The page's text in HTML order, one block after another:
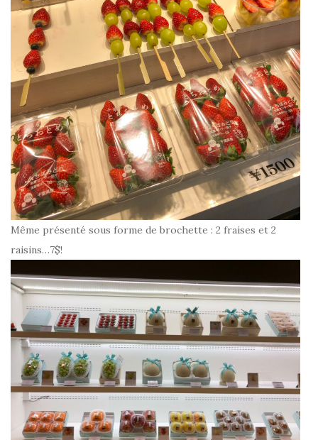
Même présenté sous forme de brochette : 2 fraises et 2
raisins…7$!